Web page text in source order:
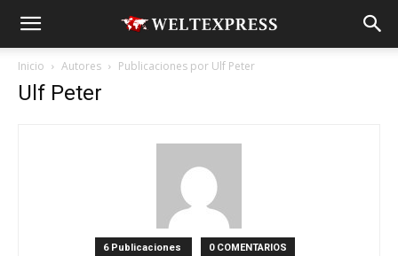
Inicio Autores Publicaciones por Ulf Peter
Ulf Peter
6 Publicaciones 0 COMENTARIOS